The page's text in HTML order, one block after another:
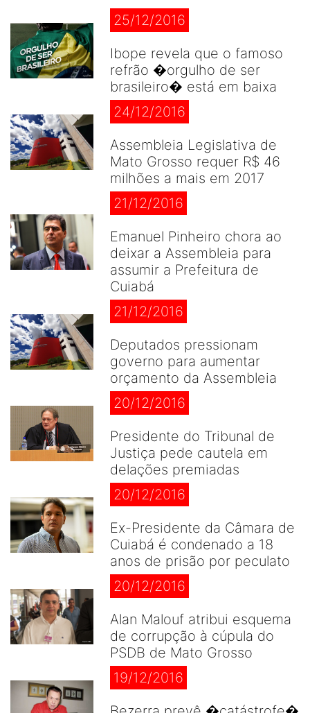
25/12/2016
Ibope revela que o famoso
refrão �orgulho de ser
brasileiro� está em baixa
24/12/2016
Assembleia Legislativa de
Mato Grosso requer R$ 46
milhões a mais em 2017
21/12/2016
Emanuel Pinheiro chora ao
deixar a Assembleia para
assumir a Prefeitura de
Cuiabá
21/12/2016
Deputados pressionam
governo para aumentar
orçamento da Assembleia
20/12/2016
Presidente do Tribunal de
Justiça pede cautela em
delações premiadas
20/12/2016
Ex-Presidente da Câmara de
Cuiabá é condenado a 18
anos de prisão por peculato
20/12/2016
Alan Malouf atribui esquema
de corrupção à cúpula do
PSDB de Mato Grosso
19/12/2016